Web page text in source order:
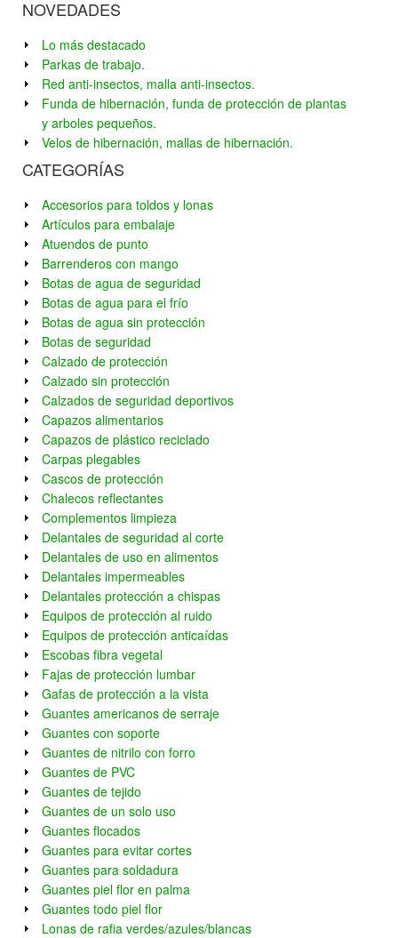
NOVEDADES
Lo más destacado
Parkas de trabajo.
Red anti-insectos, malla anti-insectos.
Funda de hibernación, funda de protección de plantas
y arboles pequeños.
Velos de hibernación, mallas de hibernación.
CATEGORÍAS
Accesorios para toldos y lonas
Artículos para embalaje
Atuendos de punto
Barrenderos con mango
Botas de agua de seguridad
Botas de agua para el frío
Botas de agua sin protección
Botas de seguridad
Calzado de protección
Calzado sin protección
Calzados de seguridad deportivos
Capazos alimentarios
Capazos de plástico reciclado
Carpas plegables
Cascos de protección
Chalecos reflectantes
Complementos limpieza
Delantales de seguridad al corte
Delantales de uso en alimentos
Delantales impermeables
Delantales protección a chispas
Equipos de protección al ruido
Equipos de protección anticaídas
Escobas fibra vegetal
Fajas de protección lumbar
Gafas de protección a la vista
Guantes americanos de serraje
Guantes con soporte
Guantes de nitrilo con forro
Guantes de PVC
Guantes de tejido
Guantes de un solo uso
Guantes flocados
Guantes para evitar cortes
Guantes para soldadura
Guantes piel flor en palma
Guantes todo piel flor
Lonas de rafia verdes/azules/blancas